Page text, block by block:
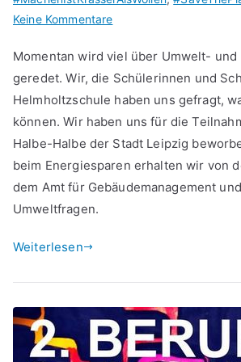
Keine Kommentarezu
lernen
an
der
Helmholtzschule
Momentan wird viel über Umwelt- und
geredet. Wir, die Schülerinnen und
Helmholtzschule haben uns gefragt,
können. Wir haben uns für die
Halbe-Halbe der Stadt Leipzig
beim Energiesparen erhalten wir von
dem Amt für Gebäudemanagement
Umweltfragen.
Weiterlesen